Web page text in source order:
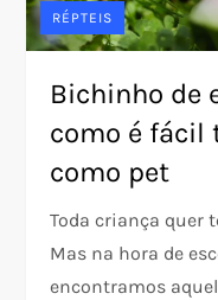
RÉPTEIS
Bichinho de
como é fácil
como pet
Toda criança quer
Mas na hora de
encontramos